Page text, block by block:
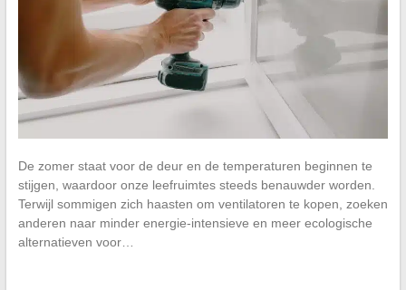
De zomer staat voor de deur en de temperaturen beginnen te
stijgen, waardoor onze leefruimtes steeds benauwder worden.
Terwijl sommigen zich haasten om ventilatoren te kopen, zoeken
anderen naar minder energie-intensieve en meer ecologische
alternatieven voor…